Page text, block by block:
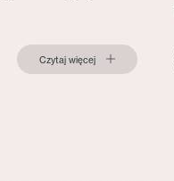
Czytaj więcej